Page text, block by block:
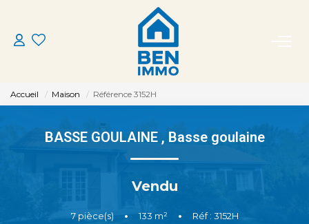
ACHETER
LOUER
MON AGENCE
Accueil Maison Référence 3152H
BASSE GOULAINE , Basse goulaine
Vendu
7pièce(s) • 133 m² • Réf : 3152H